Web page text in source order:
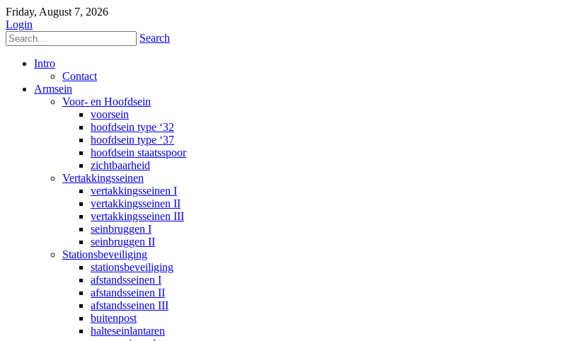
Friday, August 7, 2026
Login
Search
Intro
Contact
Armsein
Voor- en Hoofdsein
voorsein
hoofdsein type ‘32
hoofdsein type ‘37
hoofdsein staatsspoor
zichtbaarheid
Vertakkingsseinen
vertakkingsseinen I
vertakkingsseinen II
vertakkingsseinen III
seinbruggen I
seinbruggen II
Stationsbeveiliging
stationsbeveiliging
afstandsseinen I
afstandsseinen II
afstandsseinen III
buitenpost
halteseinlantaren